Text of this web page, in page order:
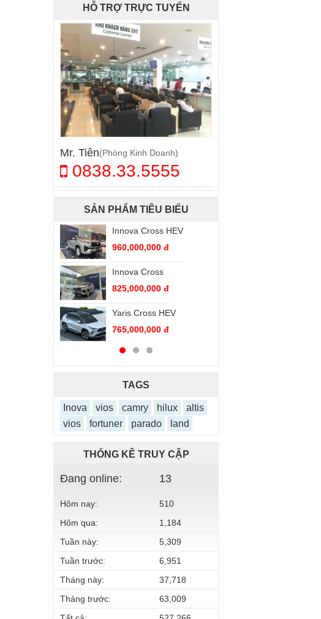
HỖ TRỢ TRỰC TUYẾN
Mr. Tiên(Phòng Kinh Doanh)
0838.33.5555
SẢN PHẨM TIÊU BIỂU
Innova Cross HEV
960,000,000 đ
Innova Cross
825,000,000 đ
Yaris Cross HEV
765,000,000 đ
TAGS
Inova vios camry hilux
altis
vios
fortuner parado land
THỐNG KÊ TRUY CẬP
Đang online: 13
Hôm nay:
510
Hôm qua:
1,184
Tuần này:
5,309
Tuần trước:
6,951
Tháng này:
37,718
Tháng trước:
63,009